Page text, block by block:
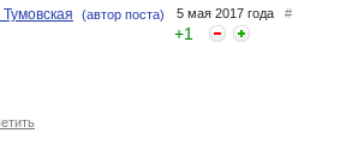
(автор поста) 5 мая 2017 года #
+1